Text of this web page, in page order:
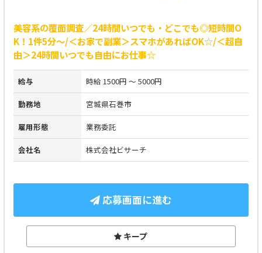
美容系の覆面調査／24時間いつでも・どこでも◎短時間O
K！1件5分～/＜お家で副業＞スマホがあればOK☆/＜超自
由＞24時間いつでも自由にお仕事☆
給与 時給 1500円 ～ 5000円
勤務地 宮城県石巻市
雇用形態 業務委託
会社名 株式会社ビサーチ
応募画面に進む
キープ